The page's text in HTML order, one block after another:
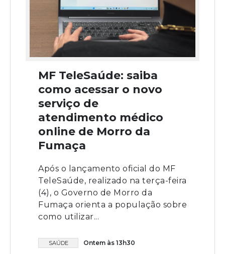
MF TeleSaúde: saiba
como acessar o novo
serviço de
atendimento médico
online de Morro da
Fumaça
Após o lançamento oficial do MF
TeleSaúde, realizado na terça-feira
(4), o Governo de Morro da
Fumaça orienta a população sobre
como utilizar...
SAÚDE Ontem às 13h30